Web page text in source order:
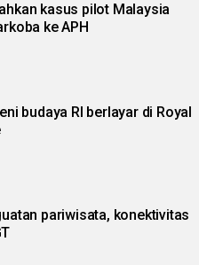
kasus pilot Malaysia
ke APH
budaya RI berlayar di Royal
pariwisata, konektivitas